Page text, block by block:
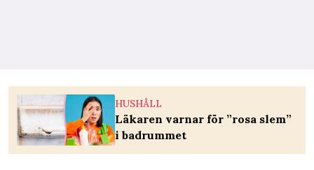
HUSHÅLL
Läkaren varnar för ”rosa slem”
i badrummet